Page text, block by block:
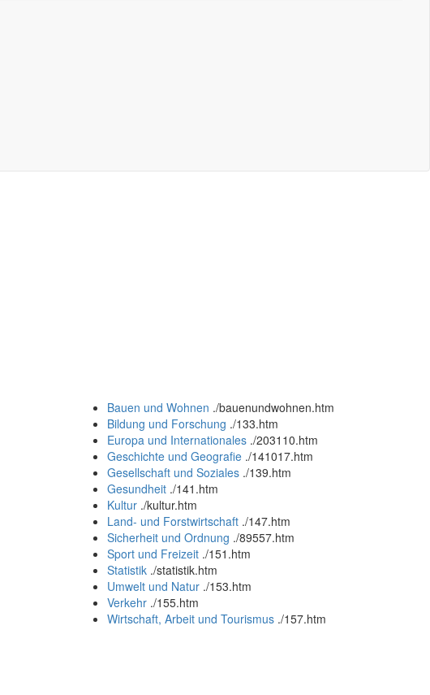
Bauen und Wohnen ./bauenundwohnen.htm
Bildung und Forschung ./133.htm
Europa und Internationales ./203110.htm
Geschichte und Geografie ./141017.htm
Gesellschaft und Soziales ./139.htm
Gesundheit ./141.htm
Kultur ./kultur.htm
Land- und Forstwirtschaft ./147.htm
Sicherheit und Ordnung ./89557.htm
Sport und Freizeit ./151.htm
Statistik ./statistik.htm
Umwelt und Natur ./153.htm
Verkehr ./155.htm
Wirtschaft, Arbeit und Tourismus ./157.htm